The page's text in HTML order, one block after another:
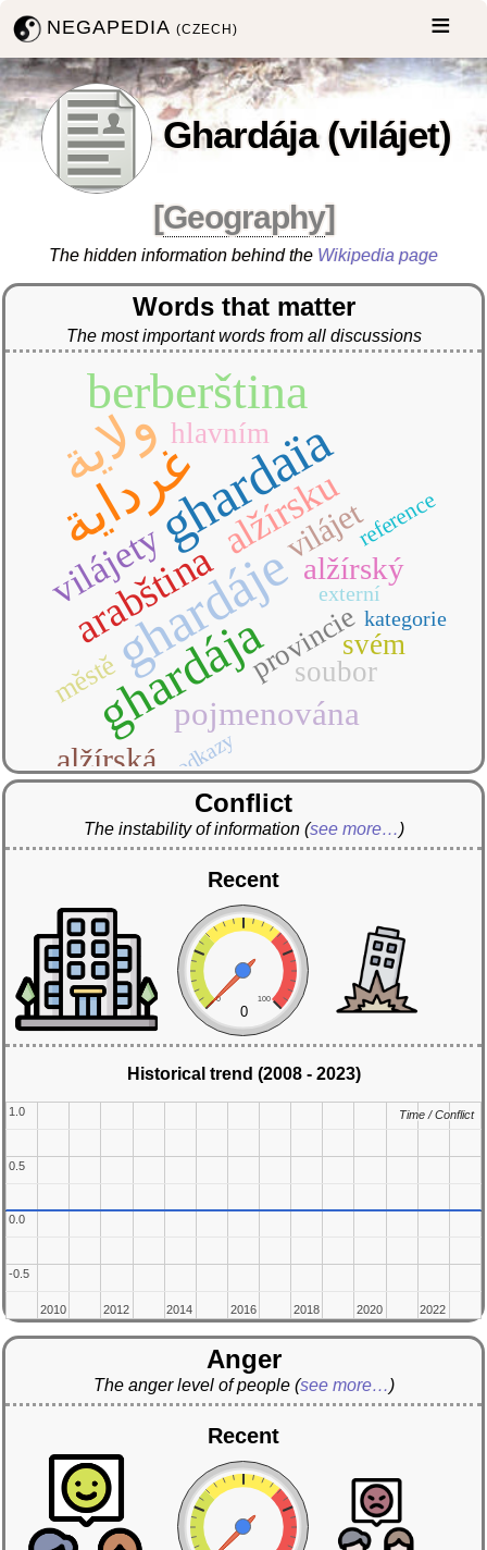
NEGAPEDIA(CZECH)
Ghardája (vilájet)
[Geography]
The hidden information behind the Wikipedia page
Words that matter
The most important words from all discussions
ghardaïa
ghardáje
غرداية
ولاية
ghardája
berberština
arabština
alžírsku
vilájety
pojmenována
alžírská
vilájet
alžírský
hlavním
provincie
soubor
svém
městě
reference
externí
kategorie
odkazy
Conflict
The instability of information (see more…)
Recent
0 100
0
Historical trend (2008 - 2023)
2010
2010 2012
2012 2014
2014 2016
2016 2018
2018 2020
2020 2022
2022
-0.5
-0.5
0.0
0.0
0.5
0.5
1.0
1.0 Time / Conflict
Time / Conflict
Anger
The anger level of people (see more…)
Recent